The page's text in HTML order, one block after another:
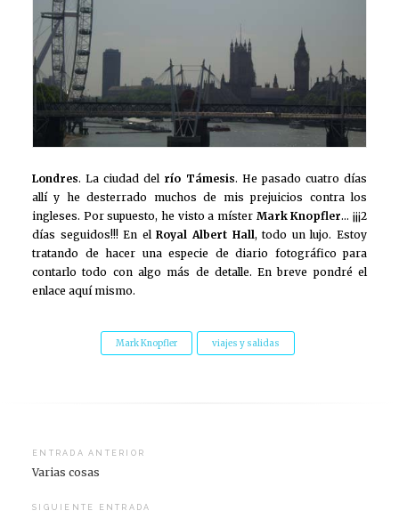
Londres. La ciudad del río Támesis. He pasado cuatro días
allí y he desterrado muchos de mis prejuicios contra los
ingleses. Por supuesto, he visto a míster Mark Knopfler… ¡¡¡2
días seguidos!!! En elRoyal Albert Hall, todo un lujo. Estoy
tratando de hacer una especie de diario fotográfico para
contarlo todo con algo más de detalle. En breve pondré el
enlace aquí mismo.
Mark Knopfler viajes y salidas
Navegación
de
entradas
ENTRADA ANTERIOR
Varias cosas
SIGUIENTE ENTRADA